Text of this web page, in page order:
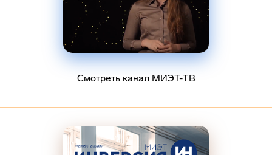
Смотреть канал МИЭТ-ТВ